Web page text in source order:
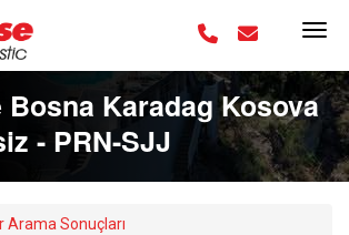
Karadag Kosova
- PRN-SJJ
Arama Sonuçları